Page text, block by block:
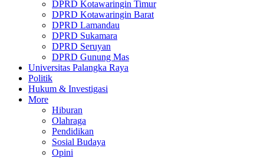
DPRD Kotawaringin Timur
DPRD Kotawaringin Barat
DPRD Lamandau
DPRD Sukamara
DPRD Seruyan
DPRD Gunung Mas
Universitas Palangka Raya
Politik
Hukum & Investigasi
More
Hiburan
Olahraga
Pendidikan
Sosial Budaya
Opini